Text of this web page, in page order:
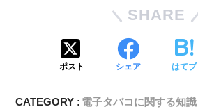
SHARE
ポスト シェア はてブ
CATEGORY : 電子タバコに関する知識